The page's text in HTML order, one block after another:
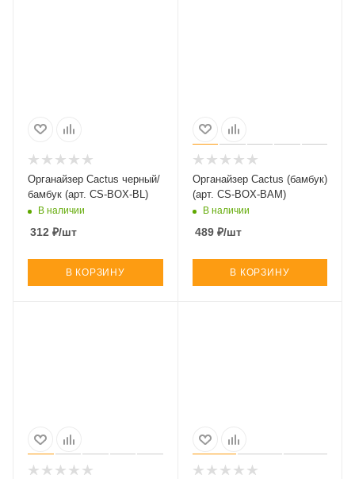
Органайзер Cactus черный/
бамбук (арт. CS-BOX-BL)
В наличии
312 ₽/шт
В КОРЗИНУ
Органайзер Cactus (бамбук)
(арт. CS-BOX-BAM)
В наличии
489₽/шт
В КОРЗИНУ